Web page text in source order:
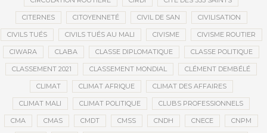
CITERNES CITOYENNETÉ CIVIL DE SAN CIVILISATION
CIVILS TUÉS CIVILS TUÉS AU MALI CIVISME CIVISME ROUTIER
CIWARA CLABA CLASSE DIPLOMATIQUE CLASSE POLITIQUE
CLASSEMENT 2021 CLASSEMENT MONDIAL CLÉMENT DEMBÉLÉ
CLIMAT CLIMAT AFRIQUE CLIMAT DES AFFAIRES
CLIMAT MALI CLIMAT POLITIQUE CLUBS PROFESSIONNELS
CMA CMAS CMDT CMSS CNDH CNECE CNPM